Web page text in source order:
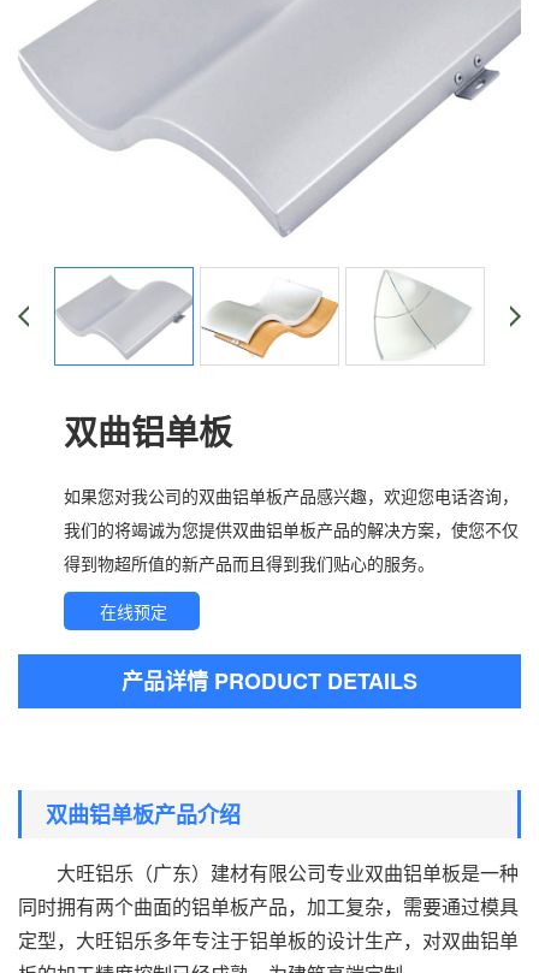
双曲铝单板
如果您对我公司的双曲铝单板产品感兴趣，欢迎您电话咨询，
我们的将竭诚为您提供双曲铝单板产品的解决方案，使您不仅
得到物超所值的新产品而且得到我们贴心的服务。
在线预定
产品详情 PRODUCT DETAILS
双曲铝单板产品介绍
大旺铝乐（广东）建材有限公司专业双曲铝单板是一种
同时拥有两个曲面的铝单板产品，加工复杂，需要通过模具
定型，大旺铝乐多年专注于铝单板的设计生产，对双曲铝单